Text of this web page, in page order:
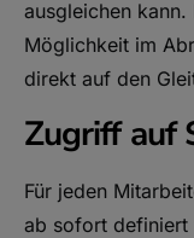
ausgleichen
Möglichkeit im
direkt auf den
Zugriff auf
Für jeden
ab sofort definiert